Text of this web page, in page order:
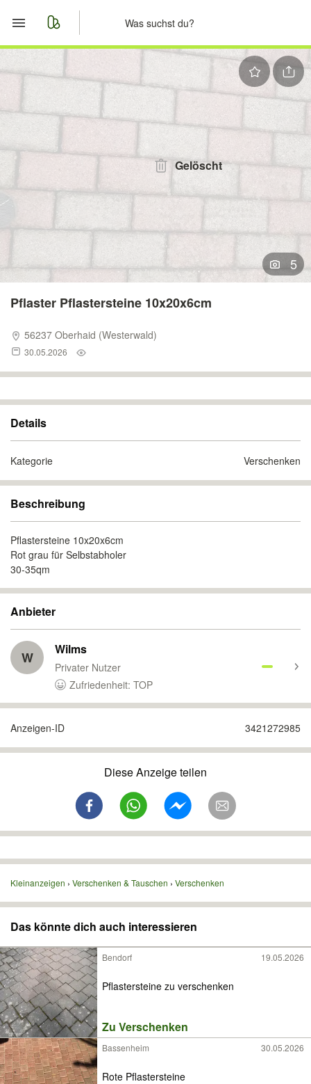
Start
Merkliste
Nachrichten
Anzeige aufgeben
Gelöscht
5
Pflaster Pflastersteine 10x20x6cm
56237 Oberhaid (Westerwald)
30.05.2026
Details
Kategorie Verschenken
Beschreibung
Pflastersteine 10x20x6cm
Rot grau für Selbstabholer
30-35qm
Anbieter
W Wilms
Privater Nutzer
Zufriedenheit: TOP
Anzeigen-ID 3421272985
Diese Anzeige teilen
Kleinanzeigen Verschenken & Tauschen Verschenken
Das könnte dich auch interessieren
Bendorf 19.05.2026
Pflastersteine zu verschenken
Zu Verschenken
Bassenheim 30.05.2026
Rote Pflastersteine